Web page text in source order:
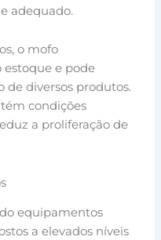
adequado.
o mofo
e pode
de diversos produtos.
condições
a proliferação de
equipamentos
a elevados níveis